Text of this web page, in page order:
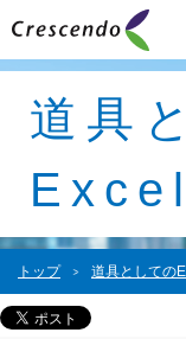
事例紹介
お客様の声
会社情報
道具
トップ 道具としての